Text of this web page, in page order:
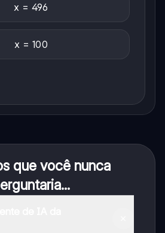
x = 496
x = 100
que você nunca